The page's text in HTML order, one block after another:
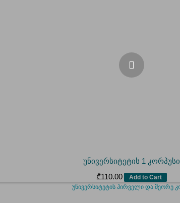
უნივერსიტეტის 1 კორპუსი
₾110.00 Add to Cart